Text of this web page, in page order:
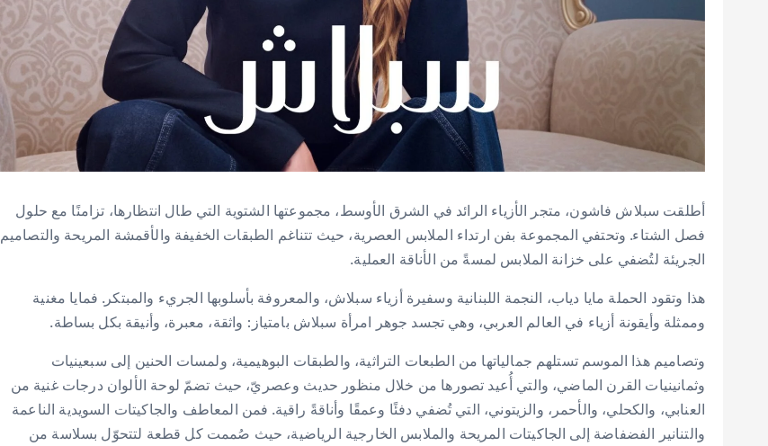
أطلقت سبلاش فاشون، متجر الأزياء الرائد في الشرق الأوسط، مجموعتها الشتوية التي طال انتظارها، تزامنًا مع حلول
فصل الشتاء. وتحتفي المجموعة بفن ارتداء الملابس العصرية، حيث تتناغم الطبقات الخفيفة والأقمشة المريحة والتصاميم
الجريئة لتُضفي على خزانة الملابس لمسةً من الأناقة العملية.
هذا وتقود الحملة مايا دياب، النجمة اللبنانية وسفيرة أزياء سبلاش، والمعروفة بأسلوبها الجريء والمبتكر. فمايا مغنية
وممثلة وأيقونة أزياء في العالم العربي، وهي تجسد جوهر امرأة سبلاش بامتياز: واثقة، معبرة، وأنيقة بكل بساطة.
وتصاميم هذا الموسم تستلهم جمالياتها من الطبعات التراثية، والطبقات البوهيمية، ولمسات الحنين إلى سبعينيات
وثمانينيات القرن الماضي، والتي أُعيد تصورها من خلال منظور حديث وعصريّ، حيث تضمّ لوحة الألوان درجات غنية من
العنابي، والكحلي، والأحمر، والزيتوني، التي تُضفي دفئًا وعمقًا وأناقةً راقية. فمن المعاطف والجاكيتات السويدية الناعمة
والتنانير الفضفاضة إلى الجاكيتات المريحة والملابس الخارجية الرياضية، حيث صُممت كل قطعة لتتحوّل بسلاسة من